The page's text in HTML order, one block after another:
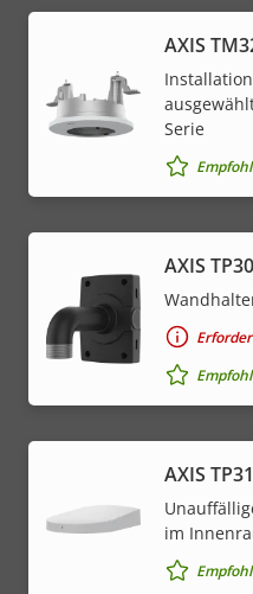
AXIS
Serie
AXIS
AXIS
im